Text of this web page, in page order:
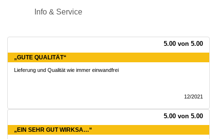
Info & Service
5.00 von 5.00
„GUTE QUALITÄT“
Lieferung und Qualität wie immer einwandfrei
12/2021
5.00 von 5.00
„EIN SEHR GUT WIRKSA…“